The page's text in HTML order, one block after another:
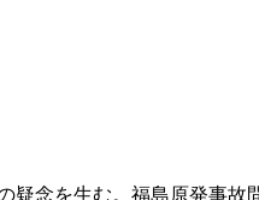
疑念を生む。福島原発事故